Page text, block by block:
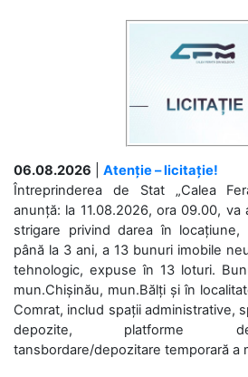
06.08.2026
Atenție – licitație!
Întreprinderea de Stat „Calea
anunță: la 11.08.2026, ora 09.00, va
strigare privind darea în
până la 3 ani, a 13 bunuri imobile
tehnologic, expuse în 13 loturi.
mun.Chișinău, mun.Bălți și în
Comrat, includ spații administrative,
depozite, platforme
tansbordare/depozitare temporară a